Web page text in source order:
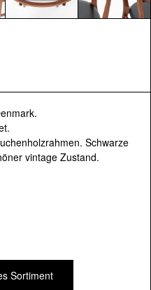
Schwarze
vintage Zustand.
Sortiment